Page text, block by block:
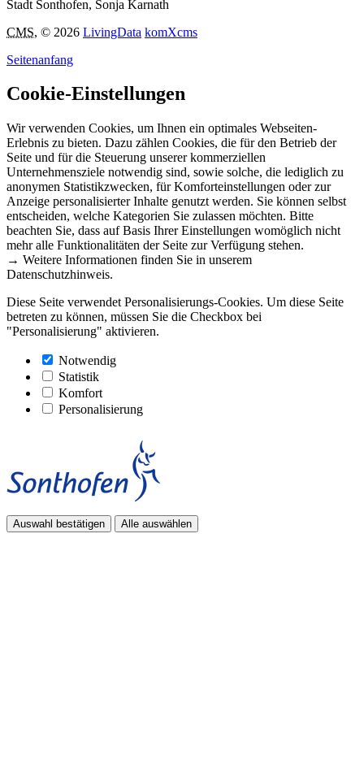
Stadt Sonthofen, Sonja Karnath
CMS, © 2026 LivingData komXcms
Seitenanfang
Cookie-Einstellungen
Wir verwenden Cookies, um Ihnen ein optimales Webseiten-
Erlebnis zu bieten. Dazu zählen Cookies, die für den Betrieb der
Seite und für die Steuerung unserer kommerziellen
Unternehmensziele notwendig sind, sowie solche, die lediglich zu
anonymen Statistikzwecken, für Komforteinstellungen oder zur
Anzeige personalisierter Inhalte genutzt werden. Sie können selbst
entscheiden, welche Kategorien Sie zulassen möchten. Bitte
beachten Sie, dass auf Basis Ihrer Einstellungen womöglich nicht
mehr alle Funktionalitäten der Seite zur Verfügung stehen.
→ Weitere Informationen finden Sie in unserem
Datenschutzhinweis.
Diese Seite verwendet Personalisierungs-Cookies. Um diese Seite
betreten zu können, müssen Sie die Checkbox bei
"Personalisierung" aktivieren.
Notwendig
Statistik
Komfort
Personalisierung
Auswahl bestätigen Alle auswählen